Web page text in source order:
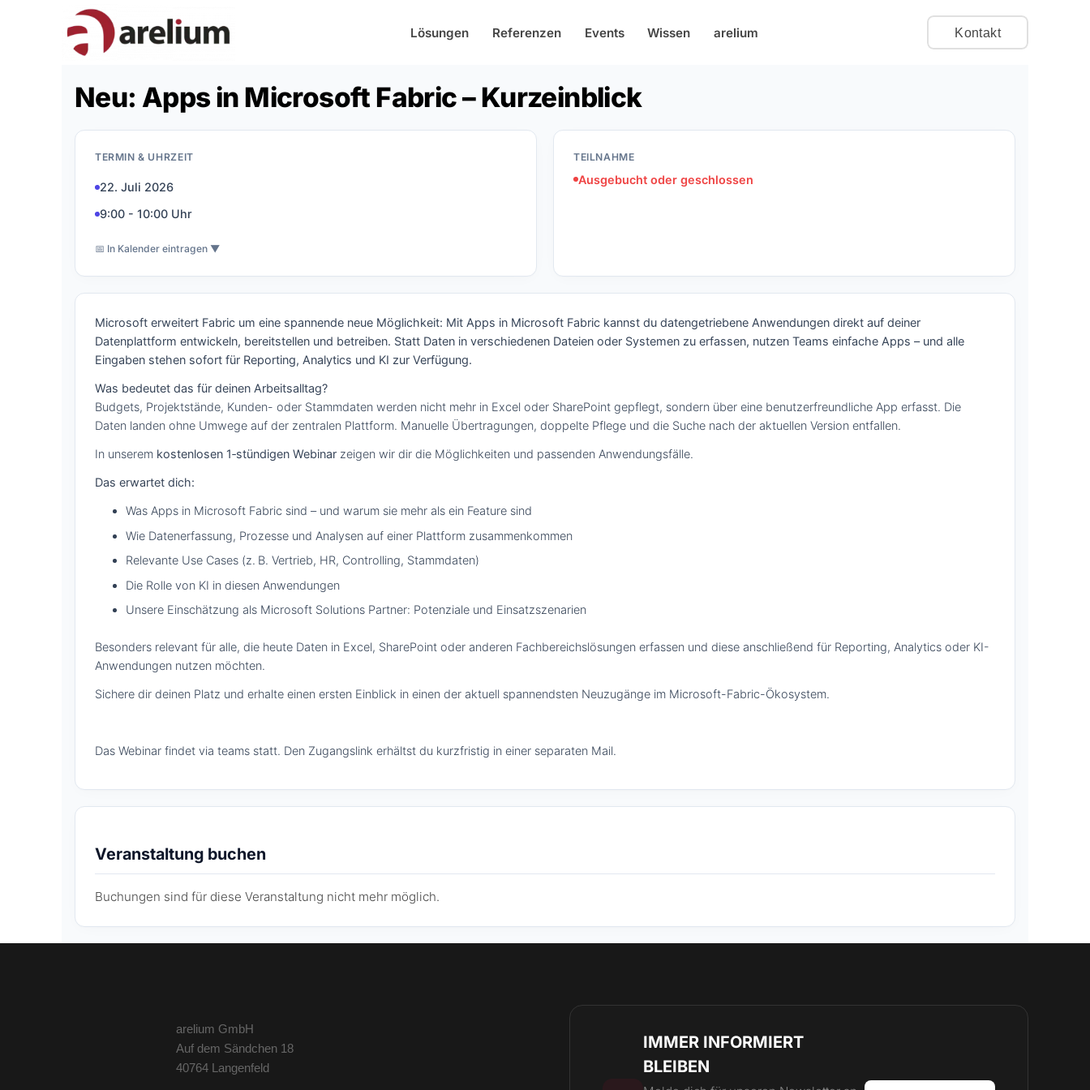
Lösungen Referenzen Events Wissen arelium Kontakt
Neu: Apps in Microsoft Fabric – Kurzeinblick
TERMIN & UHRZEIT
22. Juli 2026
9:00 - 10:00 Uhr
📅 In Kalender eintragen ▼
TEILNAHME
Ausgebucht oder geschlossen
Microsoft erweitert Fabric um eine spannende neue Möglichkeit: Mit Apps in Microsoft Fabric kannst du datengetriebene Anwendungen direkt auf deiner
Datenplattform entwickeln, bereitstellen und betreiben. Statt Daten in verschiedenen Dateien oder Systemen zu erfassen, nutzen Teams einfache Apps – und alle
Eingaben stehen sofort für Reporting, Analytics und KI zur Verfügung.
Was bedeutet das für deinen Arbeitsalltag?
Budgets, Projektstände, Kunden- oder Stammdaten werden nicht mehr in Excel oder SharePoint gepflegt, sondern über eine benutzerfreundliche App erfasst. Die
Daten landen ohne Umwege auf der zentralen Plattform. Manuelle Übertragungen, doppelte Pflege und die Suche nach der aktuellen Version entfallen.
In unserem kostenlosen 1‑stündigen Webinar zeigen wir dir die Möglichkeiten und passenden Anwendungsfälle.
Das erwartet dich:
Was Apps in Microsoft Fabric sind – und warum sie mehr als ein Feature sind
Wie Datenerfassung, Prozesse und Analysen auf einer Plattform zusammenkommen
Relevante Use Cases (z. B. Vertrieb, HR, Controlling, Stammdaten)
Die Rolle von KI in diesen Anwendungen
Unsere Einschätzung als Microsoft Solutions Partner: Potenziale und Einsatzszenarien
Besonders relevant für alle, die heute Daten in Excel, SharePoint oder anderen Fachbereichslösungen erfassen und diese anschließend für Reporting, Analytics oder KI-
Anwendungen nutzen möchten.
Sichere dir deinen Platz und erhalte einen ersten Einblick in einen der aktuell spannendsten Neuzugänge im Microsoft-Fabric-Ökosystem.
Das Webinar findet via teams statt. Den Zugangslink erhältst du kurzfristig in einer separaten Mail.
Veranstaltung buchen
Buchungen sind für diese Veranstaltung nicht mehr möglich.
arelium GmbH
Auf dem Sändchen 18
40764 Langenfeld
IMMER INFORMIERT
BLEIBEN